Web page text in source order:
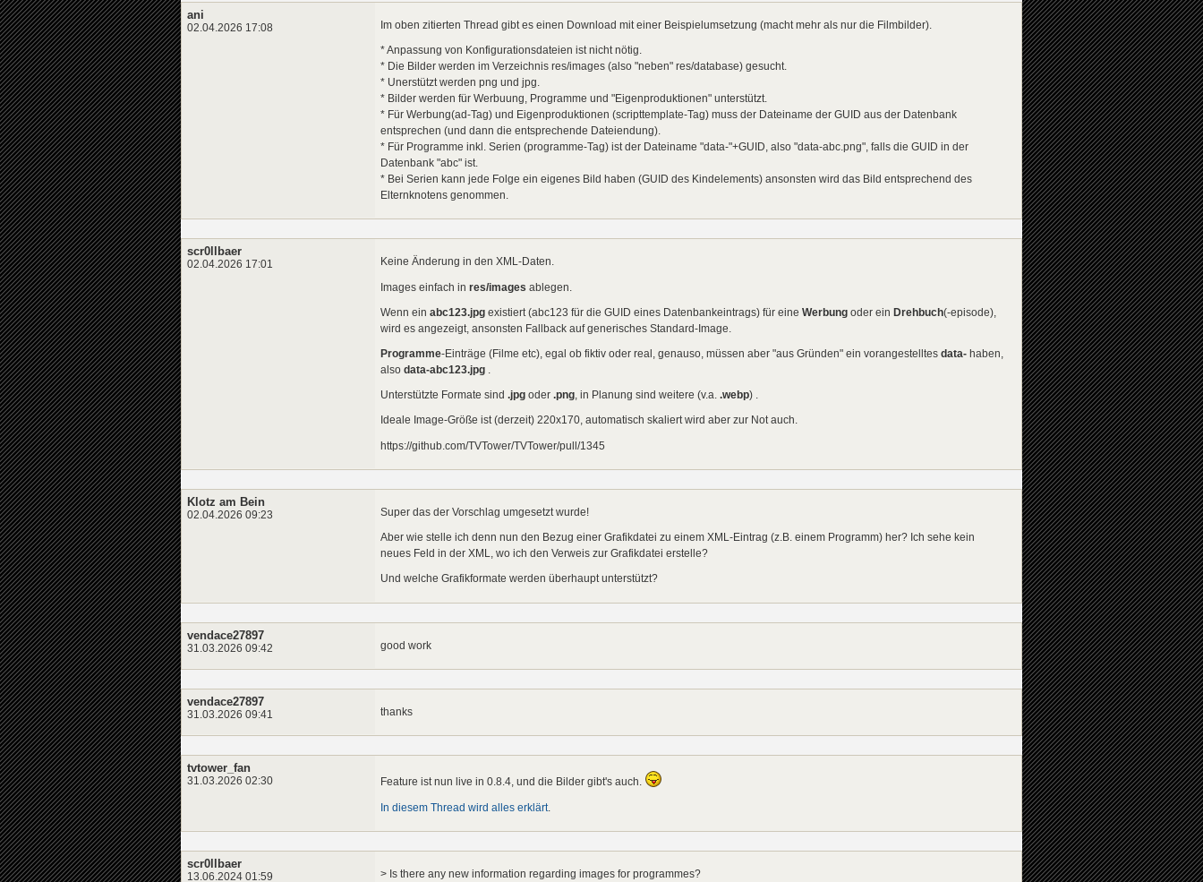
ani
02.04.2026 17:08 Im oben zitierten Thread gibt es einen Download mit einer Beispielumsetzung (macht mehr als nur die Filmbilder).
* Anpassung von Konfigurationsdateien ist nicht nötig.
* Die Bilder werden im Verzeichnis res/images (also "neben" res/database) gesucht.
* Unerstützt werden png und jpg.
* Bilder werden für Werbuung, Programme und "Eigenproduktionen" unterstützt.
* Für Werbung(ad-Tag) und Eigenproduktionen (scripttemplate-Tag) muss der Dateiname der GUID aus der Datenbank
entsprechen (und dann die entsprechende Dateiendung).
* Für Programme inkl. Serien (programme-Tag) ist der Dateiname "data-"+GUID, also "data-abc.png", falls die GUID in der
Datenbank "abc" ist.
* Bei Serien kann jede Folge ein eigenes Bild haben (GUID des Kindelements) ansonsten wird das Bild entsprechend des
Elternknotens genommen.
scr0llbaer
02.04.2026 17:01 Keine Änderung in den XML-Daten.
Images einfach in res/images ablegen.
Wenn ein abc123.jpg existiert (abc123 für die GUID eines Datenbankeintrags) für eine Werbung oder ein Drehbuch(-episode),
wird es angezeigt, ansonsten Fallback auf generisches Standard-Image.
Programme-Einträge (Filme etc), egal ob fiktiv oder real, genauso, müssen aber "aus Gründen" ein vorangestelltes data- haben,
also data-abc123.jpg .
Unterstützte Formate sind .jpg oder .png, in Planung sind weitere (v.a. .webp) .
Ideale Image-Größe ist (derzeit) 220x170, automatisch skaliert wird aber zur Not auch.
https://github.com/TVTower/TVTower/pull/1345
Klotz am Bein
02.04.2026 09:23 Super das der Vorschlag umgesetzt wurde!
Aber wie stelle ich denn nun den Bezug einer Grafikdatei zu einem XML-Eintrag (z.B. einem Programm) her? Ich sehe kein
neues Feld in der XML, wo ich den Verweis zur Grafikdatei erstelle?
Und welche Grafikformate werden überhaupt unterstützt?
vendace27897
31.03.2026 09:42 good work
vendace27897
31.03.2026 09:41 thanks
tvtower_fan
31.03.2026 02:30 Feature ist nun live in 0.8.4, und die Bilder gibt's auch.
In diesem Thread wird alles erklärt.
scr0llbaer
13.06.2024 01:59 > Is there any new information regarding images for programmes?